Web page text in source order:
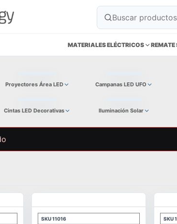
MATERIALES ELÉCTRICOS REMATE
Proyectores Área LED Campanas LED UFO
Cintas LED Decorativas Iluminación Solar
SKU11016 SKU